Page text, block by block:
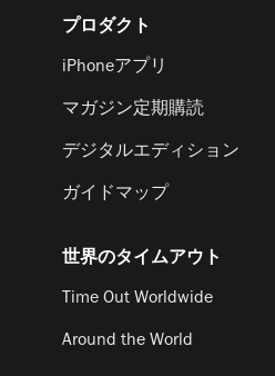
プロダクト
iPhoneアプリ
マガジン定期購読
デジタルエディション
ガイドマップ
世界のタイムアウト
Time Out Worldwide
Around the World